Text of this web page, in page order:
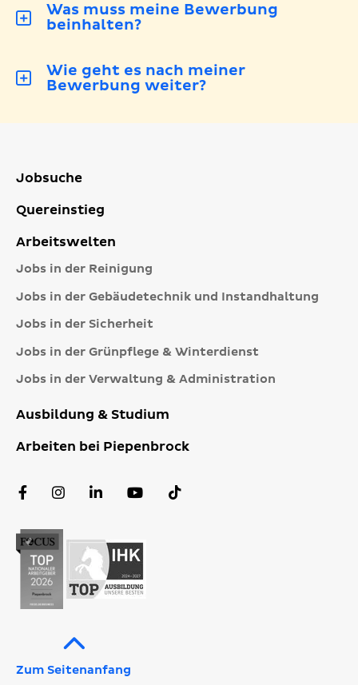
Was muss meine Bewerbung
beinhalten?
Wie geht es nach meiner
Bewerbung weiter?
Jobsuche
Quereinstieg
Arbeitswelten
Jobs in der Reinigung
Jobs in der Gebäudetechnik und Instandhaltung
Jobs in der Sicherheit
Jobs in der Grünpflege & Winterdienst
Jobs in der Verwaltung & Administration
Ausbildung & Studium
Arbeiten bei Piepenbrock
FacebookInstagram
LinkedInYouTube
Zum Seitenanfang